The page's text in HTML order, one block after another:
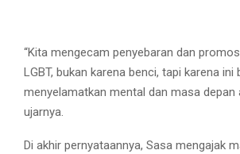
“Kita mengecam penyebaran dan
LGBT, bukan karena benci, tapi karena ini
menyelamatkan mental dan masa depan
ujarnya.
Di akhir pernyataannya, Sasa mengajak